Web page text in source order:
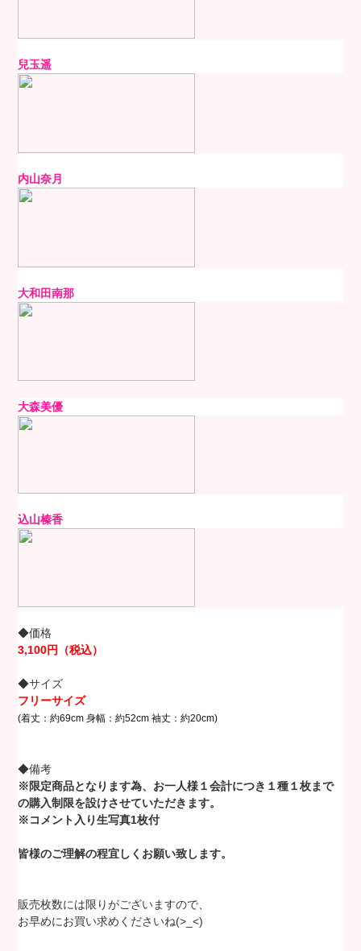
兒玉遥
内山奈月
大和田南那
大森美優
込山榛香
◆価格
3,100円（税込）
◆サイズ
フリーサイズ
(着丈：約69cm 身幅：約52cm 袖丈：約20cm)
◆備考
※限定商品となります為、お一人様１会計につき１種１枚まで
の購入制限を設けさせていただきます。
※コメント入り生写真1枚付
皆様のご理解の程宜しくお願い致します。
販売枚数には限りがございますので、
お早めにお買い求めくださいね(>_<)